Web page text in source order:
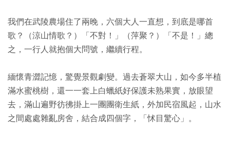
我們在武陵農場住了兩晚，六個大人一直想，到底是哪首
歌？（涼山情歌？）「不對！」（萍聚？）「不是！」總
之，一行人就抱個大問號，繼續行程。
緬懷青澀記憶，驚覺景觀劇變。過去蒼翠大山，如今多半植
滿水蜜桃樹，還一一套上白蠟紙好保護未熟果實，放眼望
去，滿山遍野彷彿掛上一團團衛生紙，外加民宿風起，山水
之間處處雜亂房舍，結合成四個字，「怵目驚心」。